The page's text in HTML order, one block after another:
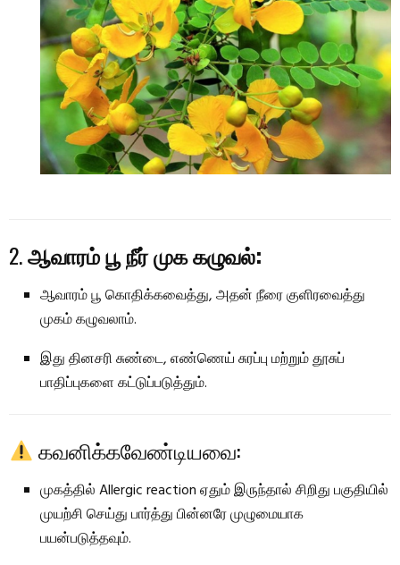
2.ஆவாரம் பூ நீர் முக கழுவல்:
ஆவாரம் பூ கொதிக்கவைத்து, அதன் நீரை குளிரவைத்து
முகம் கழுவலாம்.
இது தினசரி சுண்டை, எண்ணெய் சுரப்பு மற்றும் தூசுப்
பாதிப்புகளை கட்டுப்படுத்தும்.
கவனிக்கவேண்டியவை:
முகத்தில் Allergic reaction ஏதும் இருந்தால் சிறிது பகுதியில்
முயற்சி செய்து பார்த்து பின்னரே முழுமையாக
பயன்படுத்தவும்.